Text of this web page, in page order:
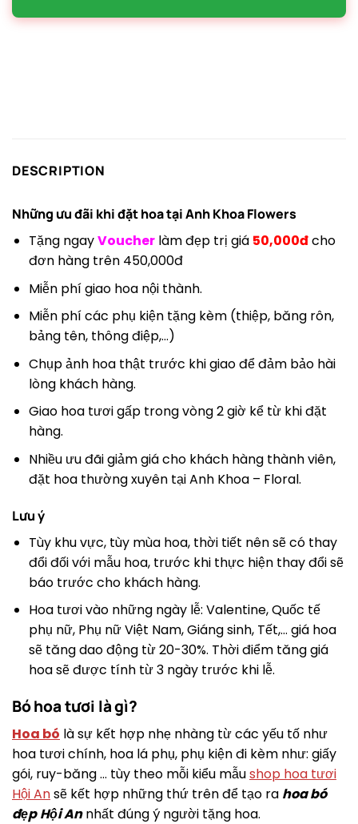
DESCRIPTION
Những ưu đãi khi đặt hoa tạiAnh Khoa Flowers
Tặng ngayVoucher làm đẹp trị giá 50,000đcho
đơn hàng trên 450,000đ
Miễn phí giao hoa nội thành.
Miễn phí các phụ kiện tặng kèm (thiệp, băng rôn,
bảng tên, thông điệp,…)
Chụp ảnh hoa thật trước khi giao để đảm bảo hài
lòng khách hàng.
Giao hoa tươi gấp trong vòng 2 giờ kể từ khi đặt
hàng.
Nhiều ưu đãi giảm giá cho khách hàng thành viên,
đặt hoa thường xuyên tại Anh Khoa – Floral.
Lưu ý
Tùy khu vực, tùy mùa hoa, thời tiết nên sẽ có thay
đổi đối với mẫu hoa, trước khi thực hiện thay đổi sẽ
báo trước cho khách hàng.
Hoa tươi vào những ngày lễ: Valentine, Quốc tế
phụ nữ, Phụ nữ Việt Nam, Giáng sinh, Tết,… giá hoa
sẽ tăng dao động từ 20-30%. Thời điểm tăng giá
hoa sẽ được tính từ 3 ngày trước khi lễ.
Bó hoa tươi là gì?
Hoa bó là sự kết hợp nhẹ nhàng từ các yếu tố như
hoa tươi chính, hoa lá phụ, phụ kiện đi kèm như: giấy
gói, ruy-băng … tùy theo mỗi kiểu mẫushop hoa tươi
Hội Ansẽ kết hợp những thứ trên để tạo ra hoa bó
đẹp Hội Annhất đúng ý người tặng hoa.